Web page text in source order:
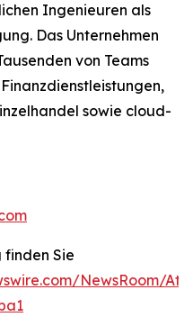
Ingenieuren als
Das Unternehmen
von Teams
sowie cloud-
finden Sie
NewsRoom/